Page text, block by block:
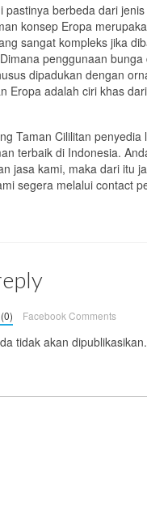
pastinya berbeda dari
konsep Eropa
sangat kompleks jika
penggunaan
dipadukan dengan
Eropa adalah ciri khas
Taman Cililitan penyedia
terbaik di Indonesia.
jasa kami, maka dari itu
segera melalui contact
Facebook Comments
tidak akan dipublikasikan.